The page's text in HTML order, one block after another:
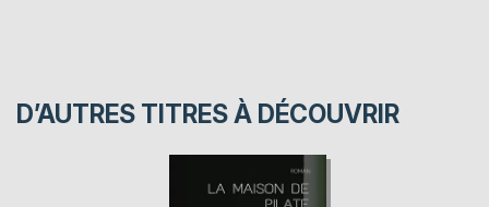
D’AUTRES TITRES À DÉCOUVRIR